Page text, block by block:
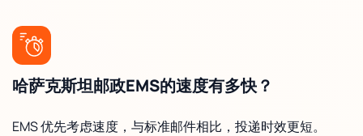
哈萨克斯坦邮政EMS的速度有多快？
EMS 优先考虑速度，与标准邮件相比，投递时效更短。